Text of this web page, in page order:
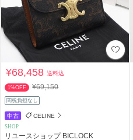
¥68,458送料込
1%OFF ¥69,150
関税負担なし
中古 CELINE
SHOP
リユースショップ BICLOCK